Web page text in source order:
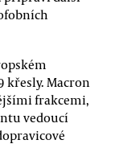
křesly. Macron
frakcemi,
vedoucí